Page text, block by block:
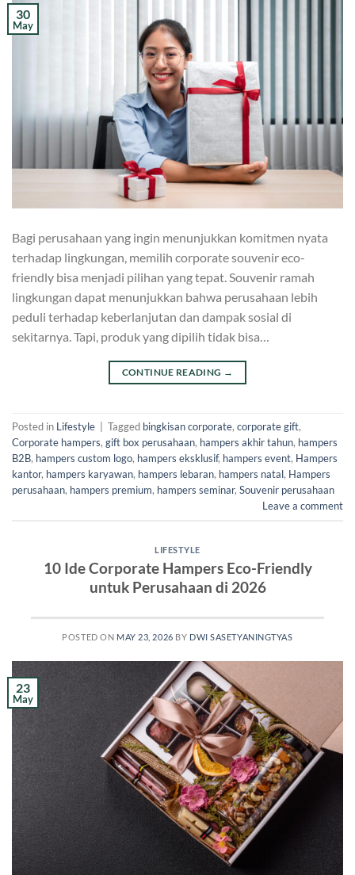
30
May
Bagi perusahaan yang ingin menunjukkan komitmen nyata
terhadap lingkungan, memilih corporate souvenir eco-
friendly bisa menjadi pilihan yang tepat. Souvenir ramah
lingkungan dapat menunjukkan bahwa perusahaan lebih
peduli terhadap keberlanjutan dan dampak sosial di
sekitarnya. Tapi, produk yang dipilih tidak bisa…
CONTINUE READING →
Posted in Lifestyle Tagged bingkisan corporate, corporate gift,
Corporate hampers, gift box perusahaan, hampers akhir tahun, hampers
B2B, hampers custom logo, hampers eksklusif, hampers event, Hampers
kantor, hampers karyawan, hampers lebaran, hampers natal, Hampers
perusahaan, hampers premium, hampers seminar, Souvenir perusahaan
Leave a comment
LIFESTYLE
10 Ide Corporate Hampers Eco-Friendly
untuk Perusahaan di 2026
POSTED ON MAY 23, 2026 BY DWI SASETYANINGTYAS
23
May